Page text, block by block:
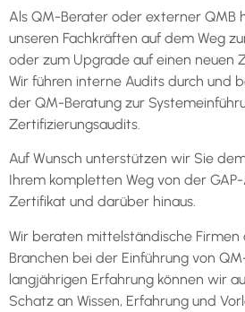
Als QM-Berater oder externer QMB
unseren Fachkräften auf dem Weg
oder zum Upgrade auf einen neuen
Wir führen interne Audits durch und
der QM-Beratung zur
Zertifizierungsaudits.
Auf Wunsch unterstützen wir Sie
Ihrem kompletten Weg von der
Zertifikat und darüber hinaus.
Wir beraten mittelständische Firmen
Branchen bei der Einführung von
langjährigen Erfahrung können wir
Schatz an Wissen, Erfahrung und